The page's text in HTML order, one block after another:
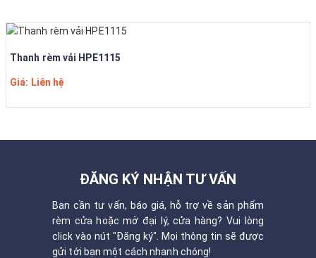
Thanh rèm vải HPE1115
Giá: Liên hệ
ĐĂNG KÝ NHẬN TƯ VẤN
Bạn cần tư vấn, báo giá, hỗ trợ về sản phẩm
rèm cửa hoặc mở đại lý, cửa hàng? Vui lòng
click vào nút "Đăng ký". Mọi thông tin sẽ được
gửi tới bạn một cách nhanh chóng!